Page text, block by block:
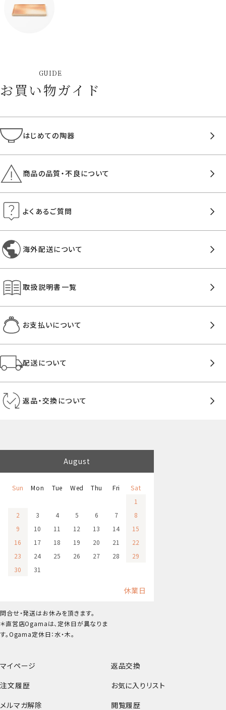
GUIDE
お買い物ガイド
はじめての陶器
商品の品質・不良について
よくあるご質問
海外配送について
取扱説明書一覧
お支払いについて
配送について
返品・交換について
マイページ
返品交換
注文履歴
お気に入りリスト
メルマガ解除
閲覧履歴
August
Sun Mon Tue Wed Thu Fri
Sat
1
2
3 4 5 6 7
8
9
10 11 12 13 14
15
16
17 18 19 20 21
22
23
24 25 26 27 28
29
30
31
休業日
問合せ・発送はお休みを頂きます。
＊直営店Ogamaは、定休日が異なりま
す。Ogama定休日：水・木。